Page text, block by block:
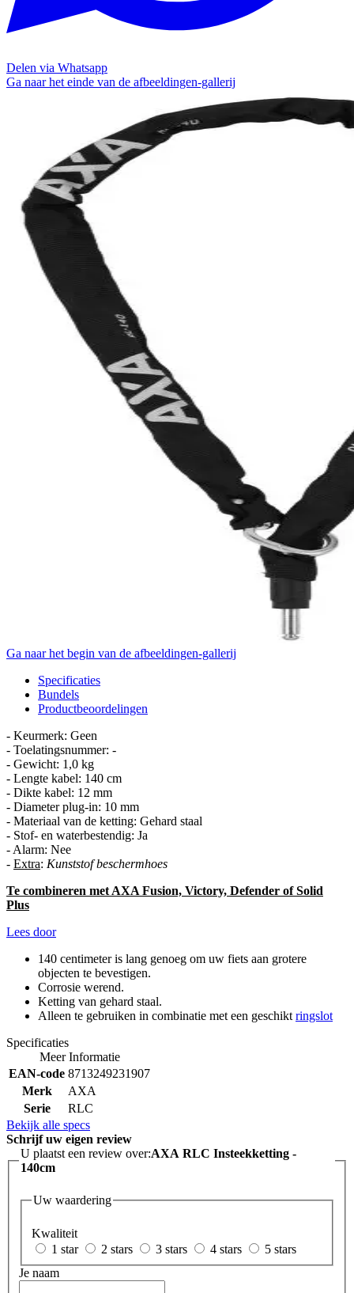
Delen via Whatsapp
Ga naar het einde van de afbeeldingen-gallerij
Ga naar het begin van de afbeeldingen-gallerij
Specificaties
Bundels
Productbeoordelingen
- Keurmerk: Geen
- Toelatingsnummer: -
- Gewicht: 1,0 kg
- Lengte kabel: 140 cm
- Dikte kabel: 12 mm
- Diameter plug-in: 10 mm
- Materiaal van de ketting: Gehard staal
- Stof- en waterbestendig: Ja
- Alarm: Nee
- Extra: Kunststof beschermhoes
Te combineren met AXA Fusion, Victory, Defender of Solid
Plus
Lees door
140 centimeter is lang genoeg om uw fiets aan grotere
objecten te bevestigen.
Corrosie werend.
Ketting van gehard staal.
Alleen te gebruiken in combinatie met een geschikt ringslot
Specificaties
Meer Informatie
EAN-code 8713249231907
Merk
AXA
Serie
RLC
Bekijk alle specs
Schrijf uw eigen review
U plaatst een review over:AXA RLC Insteekketting -
140cm
Uw waardering
Kwaliteit
1 star
2 stars 3 stars 4 stars
5 stars
Je naam